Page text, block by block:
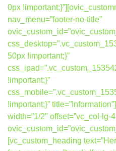
0px
nav_menu=”footer-no-title”
50px !important;}”
!important;}”
!important;}”
width=”1/2″ offset=”vc_col-
[vc_custom_heading